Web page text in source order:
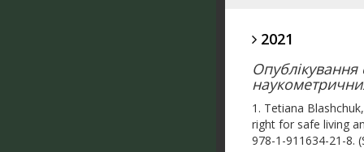
2021
Опублікування
1. Tetiana
right for safe living
978-1-911634-21-8.